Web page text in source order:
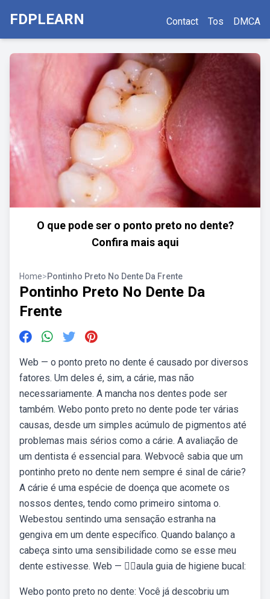
FDPLEARN Contact Tos DMCA
O que pode ser o ponto preto no dente?
Confira mais aqui
Home>Pontinho Preto No Dente Da Frente
Pontinho Preto No Dente Da
Frente
Web — o ponto preto no dente é causado por diversos
fatores. Um deles é, sim, a cárie, mas não
necessariamente. A mancha nos dentes pode ser
também. Webo ponto preto no dente pode ter várias
causas, desde um simples acúmulo de pigmentos até
problemas mais sérios como a cárie. A avaliação de
um dentista é essencial para. Webvocê sabia que um
pontinho preto no dente nem sempre é sinal de cárie?
A cárie é uma espécie de doença que acomete os
nossos dentes, tendo como primeiro sintoma o.
Webestou sentindo uma sensação estranha na
gengiva em um dente específico. Quando balanço a
cabeça sinto uma sensibilidade como se esse meu
dente estivesse. Web — 👉🏻aula guia de higiene bucal:
Webo ponto preto no dente: Você já descobriu um